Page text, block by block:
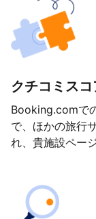
クチコミス
Booking.comで
で、ほかの旅行
れ、貴施設ペー